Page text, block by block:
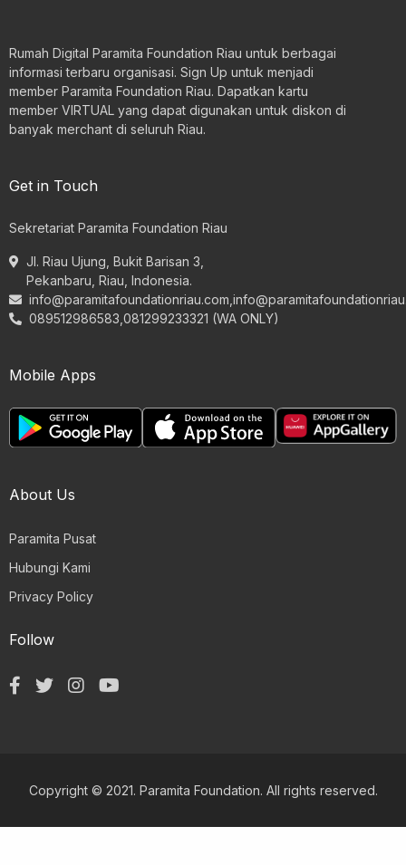
Rumah Digital Paramita Foundation Riau untuk berbagai
informasi terbaru organisasi. Sign Up untuk menjadi
member Paramita Foundation Riau. Dapatkan kartu
member VIRTUAL yang dapat digunakan untuk diskon di
banyak merchant di seluruh Riau.
Get in Touch
Sekretariat Paramita Foundation Riau
Jl. Riau Ujung, Bukit Barisan 3,
Pekanbaru, Riau, Indonesia.
info@paramitafoundationriau.com
089512986583,081299233321 (WA ONLY)
Mobile Apps
About Us
Paramita Pusat
Hubungi Kami
Privacy Policy
Follow
Copyright © 2021. Paramita Foundation. All rights reserved.